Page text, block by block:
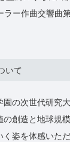
ラー作曲交響曲
いて
の次世代研究
創造と地球規
姿を体感いただ